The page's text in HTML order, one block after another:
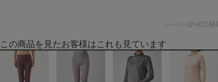
この商品を見たお客様はこれも見ています